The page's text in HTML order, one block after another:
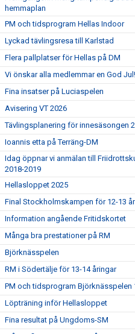
hemmaplan
PM och tidsprogram Hellas Indoor
Lyckad tävlingsresa till Karlstad
Flera pallplatser för Hellas på DM
Vi önskar alla medlemmar en God Jul!
Fina insatser på Luciaspelen
Avisering VT 2026
Tävlingsplanering för innesäsongen
Ioannis etta på Terräng-DM
Idag öppnar vi anmälan till
2018-2019
Hellasloppet 2025
Final Stockholmskampen för 12-13
Information angående Fritidskortet
Många bra prestationer på RM
Björknässpelen
RM i Södertälje för 13-14 åringar
PM och tidsprogram Björknässpelen
Löpträning inför Hellasloppet
Fina resultat på Ungdoms-SM